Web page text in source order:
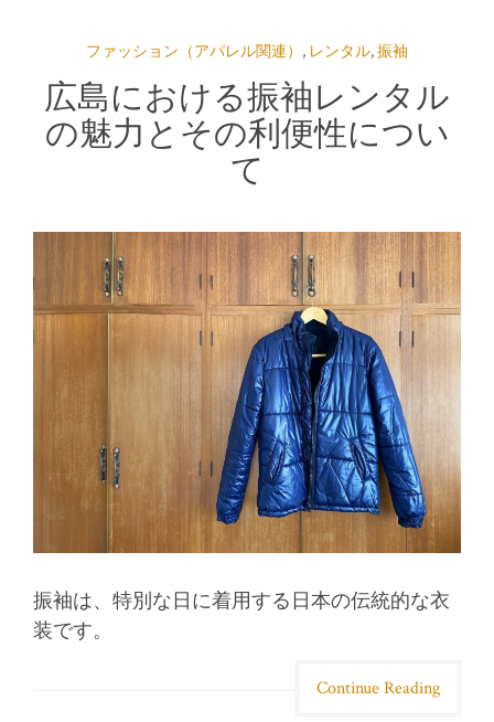
ファッション（アパレル関連） , レンタル,振袖
広島における振袖レンタル
の魅力とその利便性につい
て
振袖は、特別な日に着用する日本の伝統的な衣
装です。
Continue Reading